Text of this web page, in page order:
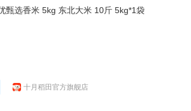
十月稻田寒地之最 五优甄选香米 5kg 东北大米 10斤 5kg*1袋
十月稻田官方旗舰店